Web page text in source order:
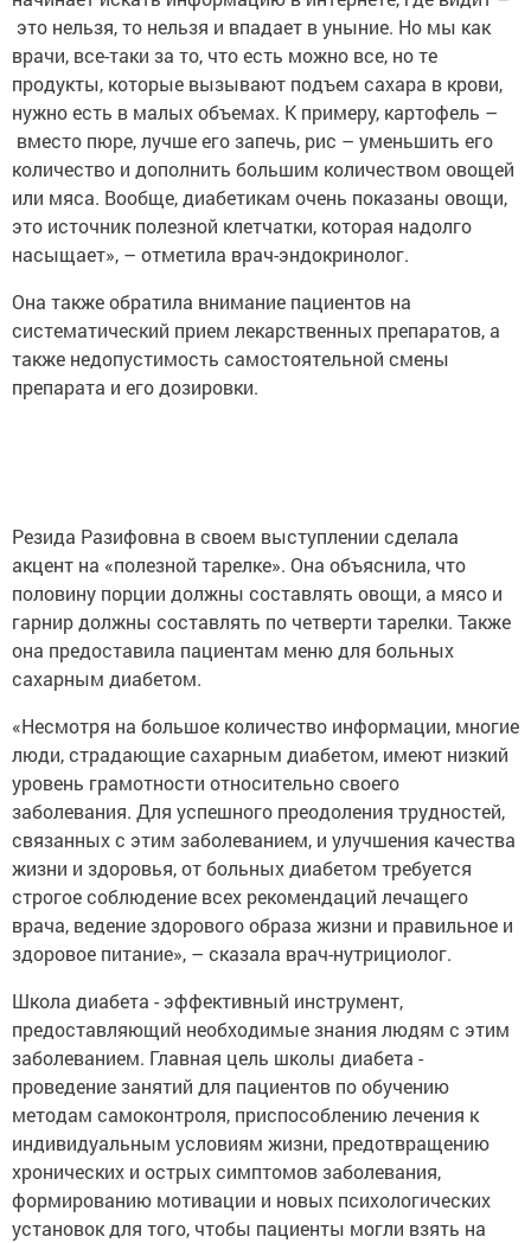
это нельзя, то нельзя и впадает в уныние. Но мы как
врачи, все-таки за то, что есть можно все, но те
продукты, которые вызывают подъем сахара в крови,
нужно есть в малых объемах. К примеру, картофель –
вместо пюре, лучше его запечь, рис – уменьшить его
количество и дополнить большим количеством овощей
или мяса. Вообще, диабетикам очень показаны овощи,
это источник полезной клетчатки, которая надолго
насыщает», – отметила врач-эндокринолог.
Она также обратила внимание пациентов на
систематический прием лекарственных препаратов, а
также недопустимость самостоятельной смены
препарата и его дозировки.
Резида Разифовна в своем выступлении сделала
акцент на «полезной тарелке». Она объяснила, что
половину порции должны составлять овощи, а мясо и
гарнир должны составлять по четверти тарелки. Также
она предоставила пациентам меню для больных
сахарным диабетом.
«Несмотря на большое количество информации, многие
люди, страдающие сахарным диабетом, имеют низкий
уровень грамотности относительно своего
заболевания. Для успешного преодоления трудностей,
связанных с этим заболеванием, и улучшения качества
жизни и здоровья, от больных диабетом требуется
строгое соблюдение всех рекомендаций лечащего
врача, ведение здорового образа жизни и правильное и
здоровое питание», – сказала врач-нутрициолог.
Школа диабета - эффективный инструмент,
предоставляющий необходимые знания людям с этим
заболеванием. Главная цель школы диабета -
проведение занятий для пациентов по обучению
методам самоконтроля, приспособлению лечения к
индивидуальным условиям жизни, предотвращению
хронических и острых симптомов заболевания,
формированию мотивации и новых психологических
установок для того, чтобы пациенты могли взять на